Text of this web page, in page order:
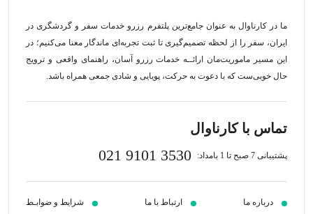
ما در کارناوال به عنوان جامع‌ترین پلتفرم رزرو خدمات سفر و گردشگری در
ایران، سفر را از لحظه‌ تصمیم‌گیری تا ثبت تجربه‌ای ماندگار معنا می‌کنیم؛ در
این مسیر‍ ماموریت‌مان اراﺋــﻪ خدمات رزرو آسان، راهنمای واقعی و ترویج
حال خوبی‌ست که با دعوت به حرکت، پویایی و شادی جمعی همراه باشد.
تماس با کارناوال
پشتیبانی 7 صبح تا 1 بامداد: 021 9101 3530
درباره ما ارتباط با ما شرایط و ضوابـط